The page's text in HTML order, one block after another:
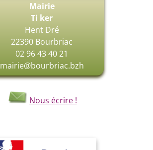
Mairie
Ti ker
Hent Dré
22390 Bourbriac
02 96 43 40 21
mairie@bourbriac.bzh
Nous écrire !